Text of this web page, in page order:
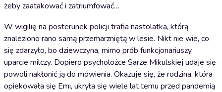
żeby zaatakować i zatriumfować…
W wigilię na posterunek policji trafia nastolatka, którą
znaleziono rano samą przemarzniętą w lesie. Nikt nie wie, co
się zdarzyło, bo dziewczyna, mimo prób funkcjonariuszy,
uparcie milczy. Dopiero psycholożce Sarze Mikulskiej udaje się
powoli nakłonić ją do mówienia. Okazuje się, że rodzina, która
opiekowała się Emi, ukryła się wiele lat temu przed pandemią